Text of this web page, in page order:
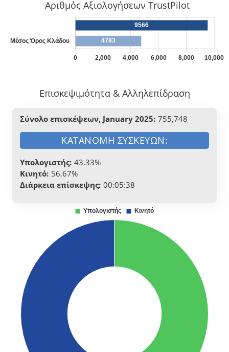
Αριθμός Αξιολογήσεων TrustPilot
Επισκεψιμότητα & Αλληλεπίδραση
Σύνολο επισκέψεων, January 2025: 755,748
ΚΑΤΑΝΟΜΉ ΣΥΣΚΕΥΏΝ:
Υπολογιστής: 43.33%
Κινητό: 56.67%
Διάρκεια επίσκεψης: 00:05:38